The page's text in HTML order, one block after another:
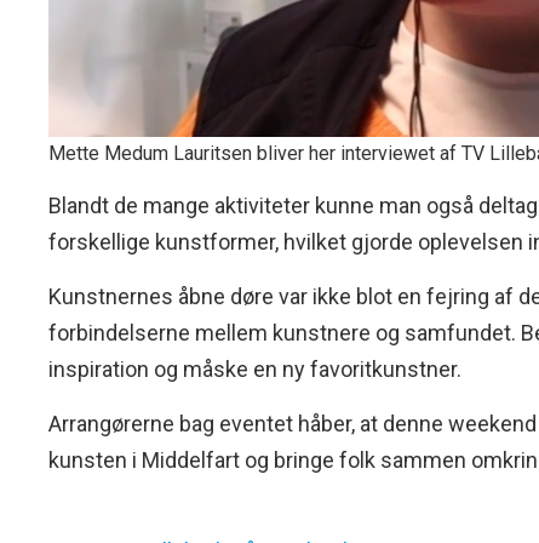
Mette Medum Lauritsen bliver her interviewet af TV
Blandt de mange aktiviteter kunne man også
forskellige kunstformer, hvilket gjorde oplevelsen
Kunstnernes åbne døre var ikke blot en fejring af
forbindelserne mellem kunstnere og samfundet.
inspiration og måske en ny favoritkunstner.
Arrangørerne bag eventet håber, at denne
kunsten i Middelfart og bringe folk sammen